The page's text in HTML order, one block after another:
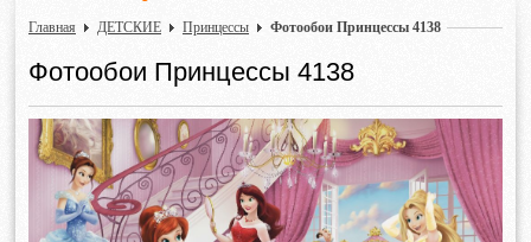
Главная ДЕТСКИЕ Принцессы Фотообои Принцессы 4138
Фотообои Принцессы 4138